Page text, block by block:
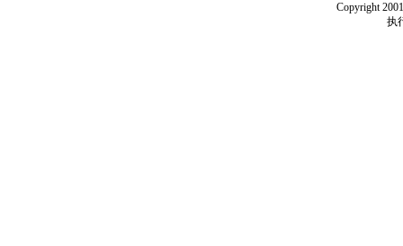
Copyright
执